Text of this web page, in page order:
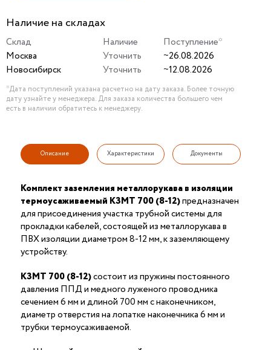
Наличие на складах
Склад Наличие
Поступление*
Москва
Уточнить
~26.08.2026
Новосибирск
Уточнить ~12.08.2026
*Дата поступлений указана расчетно на дату заказа. Более точную
дату узнайте у менеджера. Для заказа количества большего чем
есть в наличии обратитесь к менеджеру.
Описание Характеристики Документы
Комплект заземления металлорукава в изоляции
термоусаживаемый КЗМТ 700 (8-12)предназначен
для присоединения участка трубной системы для
прокладки кабелей, состоящей из металлорукава в
ПВХ изоляции диаметром 8-12 мм, к заземляющему
устройству.
КЗМТ 700 (8-12)состоит из пружины постоянного
давления ППД и медного луженого проводника
сечением 6 мм и длиной 700 мм с наконечником,
диаметр отверстия на лопатке наконечника 6 мм и
трубки термоусаживаемой.